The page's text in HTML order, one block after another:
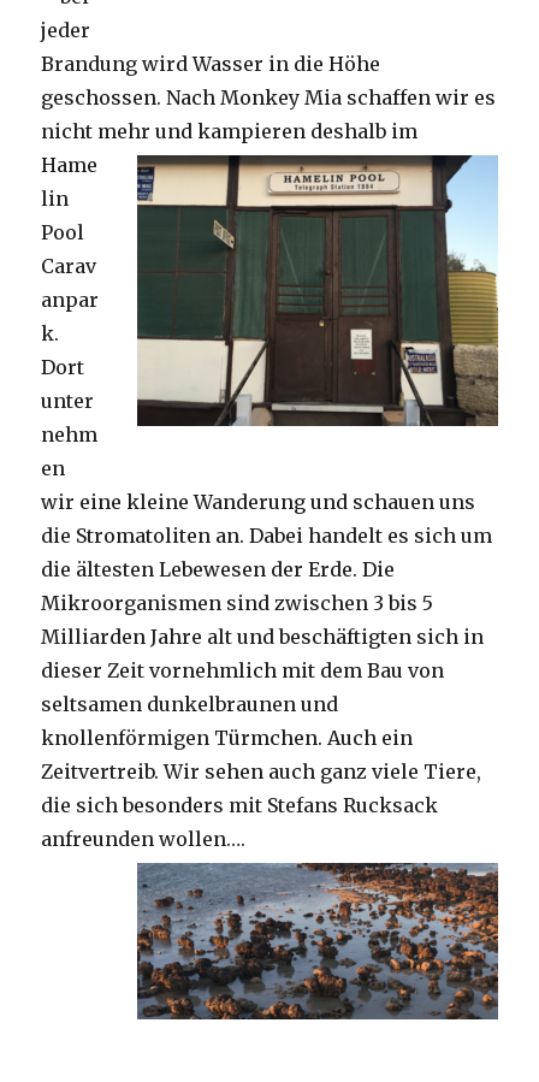
jeder
Brandung wird Wasser in die Höhe
geschossen. Nach Monkey Mia schaffen wir es
nicht mehr und kampieren deshalb im
Hame
lin
Pool
Carav
anpar
k.
Dort
unter
nehm
en
wir eine kleine Wanderung und schauen uns
die Stromatoliten an. Dabei handelt es sich um
die ältesten Lebewesen der Erde. Die
Mikroorganismen sind zwischen 3 bis 5
Milliarden Jahre alt und beschäftigten sich in
dieser Zeit vornehmlich mit dem Bau von
seltsamen dunkelbraunen und
knollenförmigen Türmchen. Auch ein
Zeitvertreib. Wir sehen auch ganz viele Tiere,
die sich besonders mit Stefans Rucksack
anfreunden wollen….